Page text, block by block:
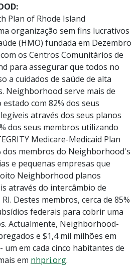
Plan of Rhode Island
organização sem fins lucrativos
(HMO) fundada em Dezembro
os Centros Comunitários de
para assegurar que todos no
a cuidados de saúde de alta
Neighborhood serve mais de
com 82% dos seus
através dos seus planos
dos seus membros utilizando
Medicare-Medicaid Plan
dos membros do Neighborhood's
e pequenas empresas que
Neighborhood planos
através do intercâmbio de
Destes membros, cerca de 85%
federais para cobrir uma
Actualmente, Neighborhood-
e $1,4 mil milhões em
um em cada cinco habitantes de
em nhpri.org.